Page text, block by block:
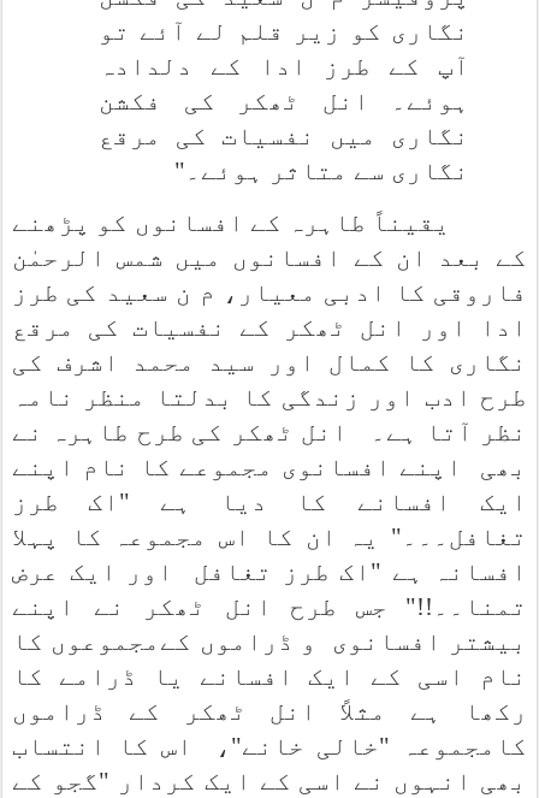
نگاری کو زیر قلم لے آئے تو
آپ کے طرز ادا کے دلدادہ
ہوئے۔ انل ٹھکر کی فکشن
نگاری میں نفسیات کی مرقع
نگاری سے متاثر ہوئے۔"
یقیناً طاہرہ کے افسانوں کو پڑھنے
کے بعد ان کے افسانوں میں شمس الرحمٰن
فاروقی کا ادبی معیار، م ن سعید کی طرز
ادا اور انل ٹھکر کے نفسیات کی مرقع
نگاری کا کمال اور سید محمد اشرف کی
طرح ادب اور زندگی کا بدلتا منظر نامہ
نظر آتا ہے۔
انل ٹھکر کی طرح طاہرہ نے
بھی
اپنے افسانوی مجموعے کا نام اپنے
ایک افسانے کا دیا ہے "اک طرز
تغافل۔۔۔" یہ ان کا اس مجموعہ کا پہلا
افسانہ ہے "اک طرز تغافل
اور ایک عرض
تمنا۔۔!!" جس طرح انل ٹھکر نے اپنے
بیشتر افسانوی
و ڈراموں کےمجموعوں کا
نام اسی کے ایک افسانے یا ڈرامے کا
رکھا ہے مثلاً انل ٹھکر کے ڈراموں
کامجموعہ "خالی خانے"،
اس کا انتساب
بھی انہوں نے اسی کے ایک کردار "گجو کے